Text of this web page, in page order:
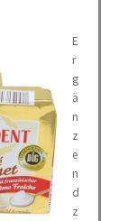
E
r
g
ä
n
z
e
n
d
z